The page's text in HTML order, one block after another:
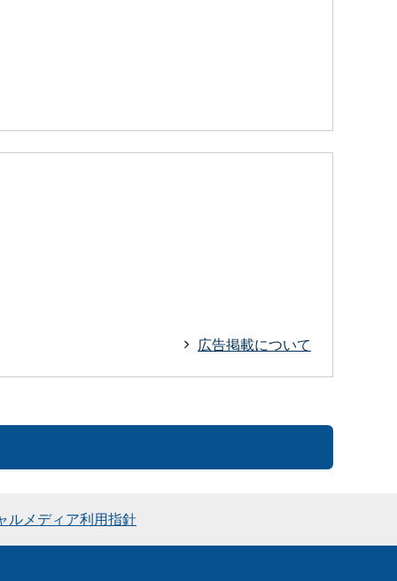
広告掲載について
ルメディア利用指針